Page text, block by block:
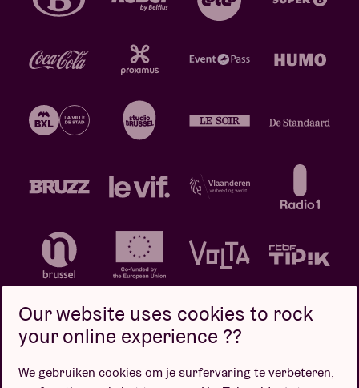
Privacybeleid Cookiebeleid Verkoopsvoorwaarden
Our website uses cookies to rock
your online experience ??
We gebruiken cookies om je surfervaring te verbeteren,